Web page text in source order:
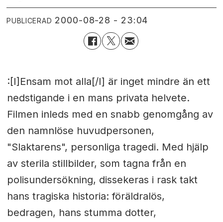
PUBLICERAD 2000-08-28 - 23:04
:[I]Ensam mot alla[/I] är inget mindre än ett
nedstigande i en mans privata helvete.
Filmen inleds med en snabb genomgång av
den namnlöse huvudpersonen,
"Slaktarens", personliga tragedi. Med hjälp
av sterila stillbilder, som tagna från en
polisundersökning, dissekeras i rask takt
hans tragiska historia: föräldralös,
bedragen, hans stumma dotter,